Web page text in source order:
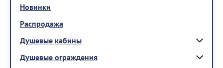
Новинки
Распродажа
Душевые кабины
Душевые ограждения